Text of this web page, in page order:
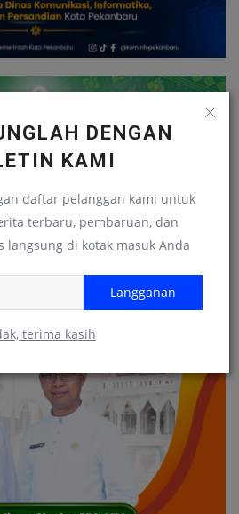
DENGAN
KAMI
daftar pelanggan kami untuk
terbaru, pembaruan, dan
langsung di kotak masuk Anda
Langganan
terima kasih